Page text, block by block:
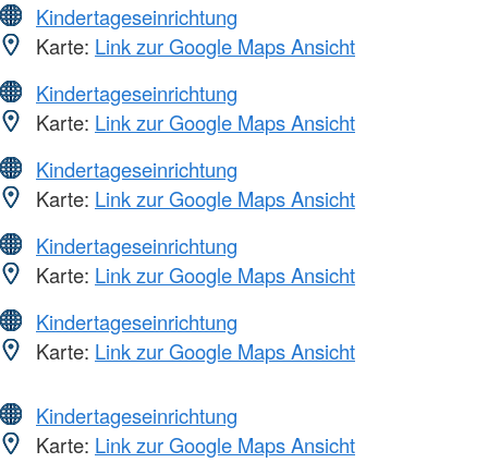
Kindertageseinrichtung
Karte: Link zur Google Maps Ansicht
Kindertageseinrichtung
Karte: Link zur Google Maps Ansicht
Kindertageseinrichtung
Karte: Link zur Google Maps Ansicht
Kindertageseinrichtung
Karte: Link zur Google Maps Ansicht
Kindertageseinrichtung
Karte: Link zur Google Maps Ansicht
Kindertageseinrichtung
Karte: Link zur Google Maps Ansicht